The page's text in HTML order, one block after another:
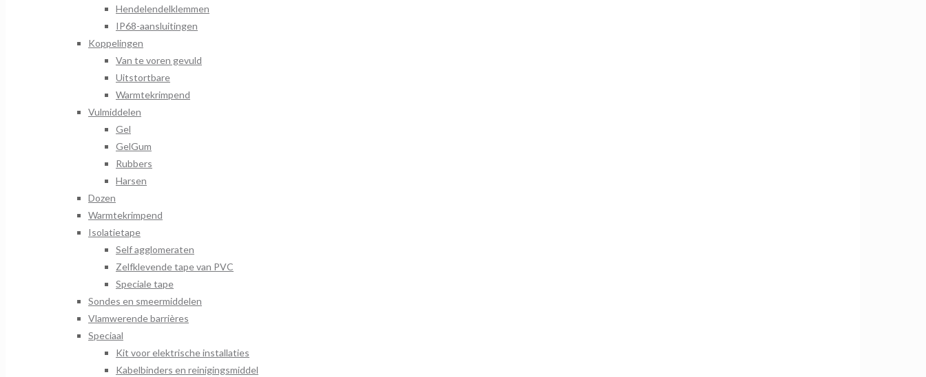
Hendelendelklemmen
IP68-aansluitingen
Koppelingen
Van te voren gevuld
Uitstortbare
Warmtekrimpend
Vulmiddelen
Gel
GelGum
Rubbers
Harsen
Dozen
Warmtekrimpend
Isolatietape
Self agglomeraten
Zelfklevende tape van PVC
Speciale tape
Sondes en smeermiddelen
Vlamwerende barrières
Speciaal
Kit voor elektrische installaties
Kabelbinders en reinigingsmiddel